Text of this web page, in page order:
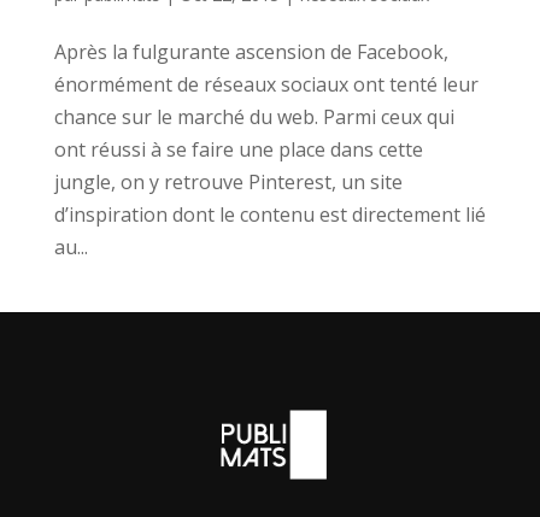
Après la fulgurante ascension de Facebook,
énormément de réseaux sociaux ont tenté leur
chance sur le marché du web. Parmi ceux qui
ont réussi à se faire une place dans cette
jungle, on y retrouve Pinterest, un site
d’inspiration dont le contenu est directement lié
au...